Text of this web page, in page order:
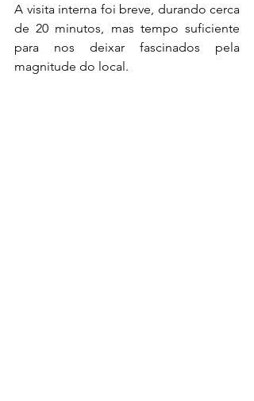
A visita interna foi breve, durando cerca
de 20 minutos, mas tempo suficiente
para nos deixar fascinados pela
magnitude do local.